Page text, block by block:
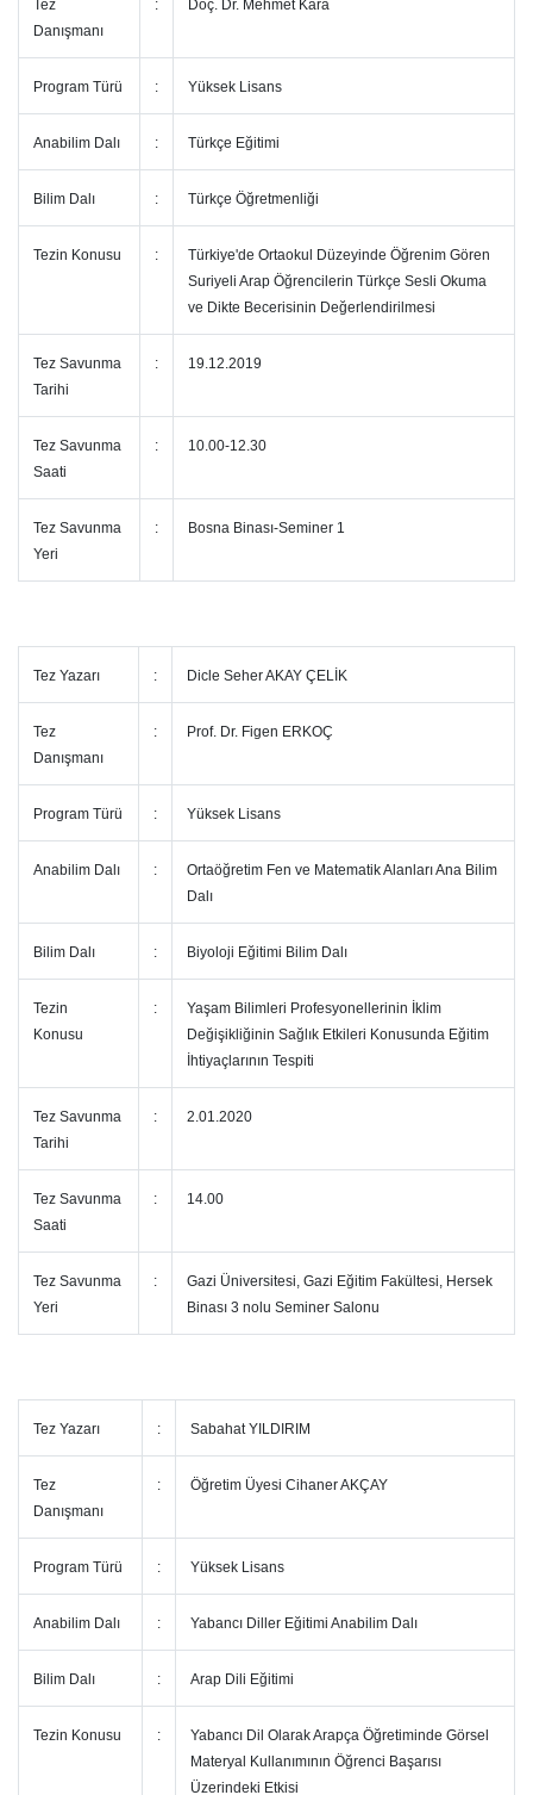
Tez
Danışmanı
: Doç. Dr. Mehmet Kara
Program Türü : Yüksek Lisans
Anabilim Dalı : Türkçe Eğitimi
Bilim Dalı : Türkçe Öğretmenliği
Tezin Konusu :
Türkiye'de Ortaokul Düzeyinde Öğrenim Gören
Suriyeli Arap Öğrencilerin Türkçe Sesli Okuma
ve Dikte Becerisinin Değerlendirilmesi
Tez Savunma
Tarihi
: 19.12.2019
Tez Savunma
Saati
: 10.00-12.30
Tez Savunma
Yeri
: Bosna Binası-Seminer 1
Tez Yazarı : Dicle Seher AKAY ÇELİK
Tez
Danışmanı
: Prof. Dr. Figen ERKOÇ
Program Türü : Yüksek Lisans
Anabilim Dalı :
Ortaöğretim Fen ve Matematik Alanları Ana Bilim
Dalı
Bilim Dalı : Biyoloji Eğitimi Bilim Dalı
Tezin
Konusu
:
Yaşam Bilimleri Profesyonellerinin İklim
Değişikliğinin Sağlık Etkileri Konusunda Eğitim
İhtiyaçlarının Tespiti
Tez Savunma
Tarihi
: 2.01.2020
Tez Savunma
Saati
: 14.00
Tez Savunma
Yeri
:
Gazi Üniversitesi, Gazi Eğitim Fakültesi, Hersek
Binası 3 nolu Seminer Salonu
Tez Yazarı : Sabahat YILDIRIM
Tez
Danışmanı
: Öğretim Üyesi Cihaner AKÇAY
Program Türü : Yüksek Lisans
Anabilim Dalı : Yabancı Diller Eğitimi Anabilim Dalı
Bilim Dalı : Arap Dili Eğitimi
Tezin Konusu :
Yabancı Dil Olarak Arapça Öğretiminde Görsel
Materyal Kullanımının Öğrenci Başarısı
Üzerindeki Etkisi